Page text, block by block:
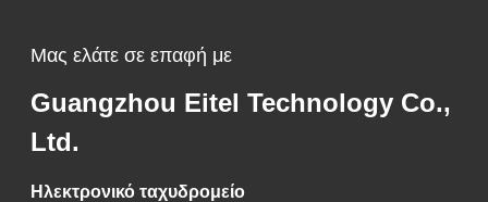
Μας ελάτε σε επαφή με
Guangzhou Eitel Technology Co.,
Ltd.
Ηλεκτρονικό ταχυδρομείο